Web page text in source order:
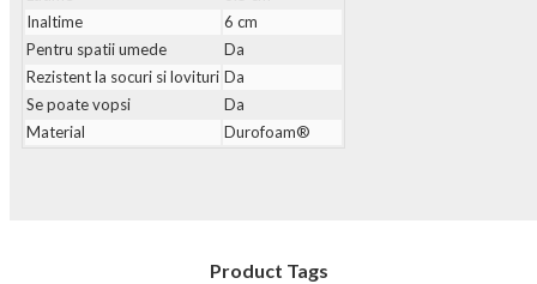
Inaltime
6 cm
Pentru spatii umede
Da
Rezistent la socuri si lovituri Da
Se poate vopsi
Da
Material
Durofoam®
Product Tags